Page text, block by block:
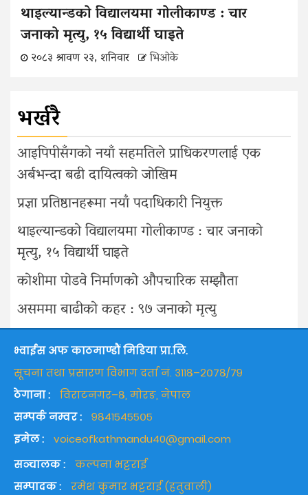
थाइल्यान्डको विद्यालयमा गोलीकाण्ड : चार
जनाको मृत्यु, १५ विद्यार्थी घाइते
२०८३ श्रावण २३, शनिवार भिओके
भर्खरै
आइपिपीसँगको नयाँ सहमतिले प्राधिकरणलाई एक
अर्बभन्दा बढी दायित्वको जोखिम
प्रज्ञा प्रतिष्ठानहरूमा नयाँ पदाधिकारी नियुक्त
थाइल्यान्डको विद्यालयमा गोलीकाण्ड : चार जनाको
मृत्यु, १५ विद्यार्थी घाइते
कोशीमा पोडवे निर्माणको औपचारिक सम्झौता
असममा बाढीको कहर : ९७ जनाको मृत्यु
भ्वाईस अफ काठमाण्डौं मिडिया प्रा.लि.
सूचना तथा प्रसारण विभाग दर्ता नं. ३११८–२०७८/७९
ठेगाना :
विराटनगर–८, मोरङ, नेपाल
सम्पर्क नम्वर :
९८४१५४५५०५
इमेल :
voiceofkathmandu40@gmail.com
सञ्चालक :
कल्पना भट्टराई
सम्पादक :
रमेश कुमार भट्टराई (हतुवाली)